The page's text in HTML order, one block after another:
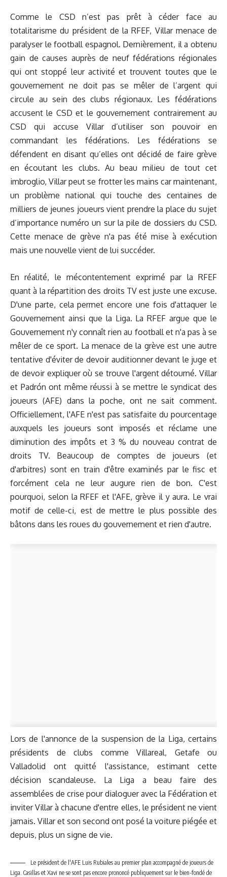
Comme le CSD n’est pas prêt à céder face au
totalitarisme du président de la RFEF, Villar menace de
paralyser le football espagnol. Dernièrement, il a obtenu
gain de causes auprès de neuf fédérations régionales
qui ont stoppé leur activité et trouvent toutes que le
gouvernement ne doit pas se mêler de l’argent qui
circule au sein des clubs régionaux. Les fédérations
accusent le CSD et le gouvernement contrairement au
CSD qui accuse Villar d’utiliser son pouvoir en
commandant les fédérations. Les fédérations se
défendent en disant qu’elles ont décidé de faire grève
en écoutant les clubs. Au beau milieu de tout cet
imbroglio, Villar peut se frotter les mains car maintenant,
un problème national qui touche des centaines de
milliers de jeunes joueurs vient prendre la place du sujet
d’importance numéro un sur la pile de dossiers du CSD.
Cette menace de grève n'a pas été mise à exécution
mais une nouvelle vient de lui succéder.
En réalité, le mécontentement exprimé par la RFEF
quant à la répartition des droits TV est juste une excuse.
D'une parte, cela permet encore une fois d'attaquer le
Gouvernement ainsi que la Liga. La RFEF argue que le
Gouvernement n'y connaît rien au football et n'a pas à se
mêler de ce sport. La menace de la grève est une autre
tentative d'éviter de devoir auditionner devant le juge et
de devoir expliquer où se trouve l'argent détourné. Villar
et Padrón ont même réussi à se mettre le syndicat des
joueurs (AFE) dans la poche, ont ne sait comment.
Officiellement, l'AFE n'est pas satisfaite du pourcentage
auxquels les joueurs sont imposés et réclame une
diminution des impôts et 3 % du nouveau contrat de
droits TV. Beaucoup de comptes de joueurs (et
d'arbitres) sont en train d'être examinés par le fisc et
forcément cela ne leur augure rien de bon. C'est
pourquoi, selon la RFEF et l'AFE, grève il y aura. Le vrai
motif de celle-ci, est de mettre le plus possible des
bâtons dans les roues du gouvernement et rien d'autre.
Lors de l'annonce de la suspension de la Liga, certains
présidents de clubs comme Villareal, Getafe ou
Valladolid ont quitté l'assistance, estimant cette
décision scandaleuse. La Liga a beau faire des
assemblées de crise pour dialoguer avec la Fédération et
inviter Villar à chacune d'entre elles, le président ne vient
jamais. Villar et son second ont posé la voiture piégée et
depuis, plus un signe de vie.
Le président de l'AFE Luis Rubiales au premier plan accompagné de joueurs de
Liga. Casillas et Xavi ne se sont pas encore prononcé publiquement sur le bien-fondé de